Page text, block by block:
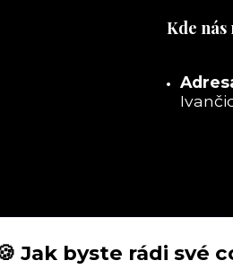
Kde nás
Jak byste rádi své